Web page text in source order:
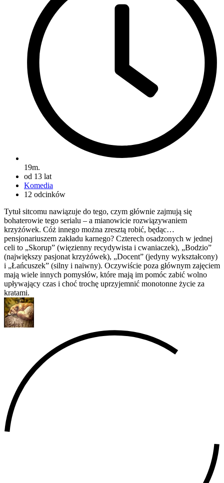
19m.
od 13 lat
Komedia
12 odcinków
Tytuł sitcomu nawiązuje do tego, czym głównie zajmują się
bohaterowie tego serialu – a mianowicie rozwiązywaniem
krzyżówek. Cóż innego można zresztą robić, będąc…
pensjonariuszem zakładu karnego? Czterech osadzonych w jednej
celi to „Skorup” (więzienny recydywista i cwaniaczek), „Bodzio”
(największy pasjonat krzyżówek), „Docent” (jedyny wykształcony)
i „Łańcuszek” (silny i naiwny). Oczywiście poza głównym zajęciem
mają wiele innych pomysłów, które mają im pomóc zabić wolno
upływający czas i choć trochę uprzyjemnić monotonne życie za
kratami.